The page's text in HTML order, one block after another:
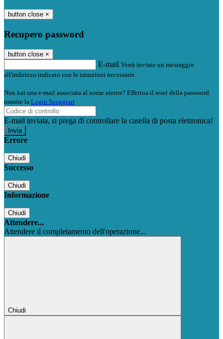
button close ×
Recupero password
button close ×
E-mail Verrà inviato un messaggio
all'indirizzo indicato con le istruzioni necessarie.
Non hai una e-mail associata al nome utente? Effettua il reset della password
tramite la Login Spaggiari
E-mail inviata, si prega di controllare la casella di posta elettronica!
Errore
Chiudi
Successo
Chiudi
Informazione
Chiudi
Attendere...
Attendere il completamento dell'operazione...
Chiudi